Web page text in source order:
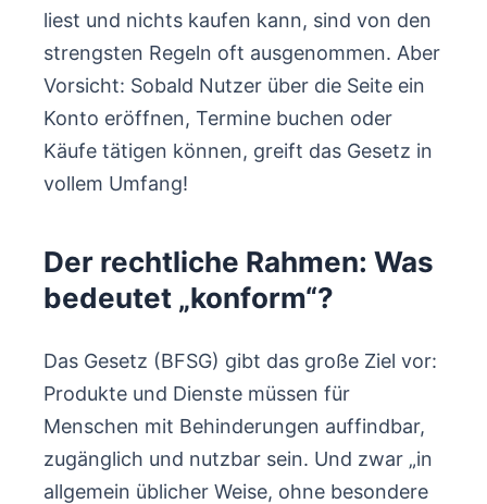
liest und nichts kaufen kann, sind von den
strengsten Regeln oft ausgenommen. Aber
Vorsicht: Sobald Nutzer über die Seite ein
Konto eröffnen, Termine buchen oder
Käufe tätigen können, greift das Gesetz in
vollem Umfang!
Der rechtliche Rahmen: Was
bedeutet „konform“?
Das Gesetz (BFSG) gibt das große Ziel vor:
Produkte und Dienste müssen für
Menschen mit Behinderungen auffindbar,
zugänglich und nutzbar sein. Und zwar „in
allgemein üblicher Weise, ohne besondere